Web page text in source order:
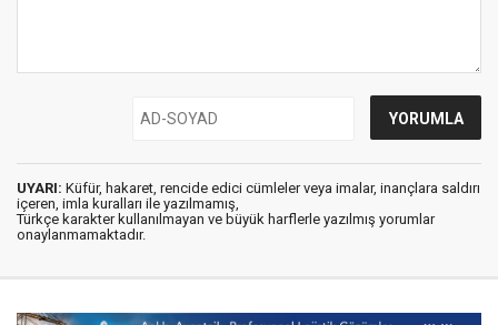
UYARI: Küfür, hakaret, rencide edici cümleler veya imalar, inançlara saldırı
içeren, imla kuralları ile yazılmamış,
Türkçe karakter kullanılmayan ve büyük harflerle yazılmış yorumlar
onaylanmamaktadır.